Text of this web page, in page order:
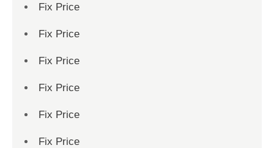
Fix Price
Fix Price
Fix Price
Fix Price
Fix Price
Fix Price